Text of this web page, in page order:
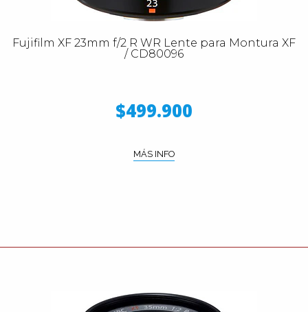
Fujifilm XF 23mm f/2 R WR Lente para Montura XF
/ CD80096
$499.900
MÁS INFO